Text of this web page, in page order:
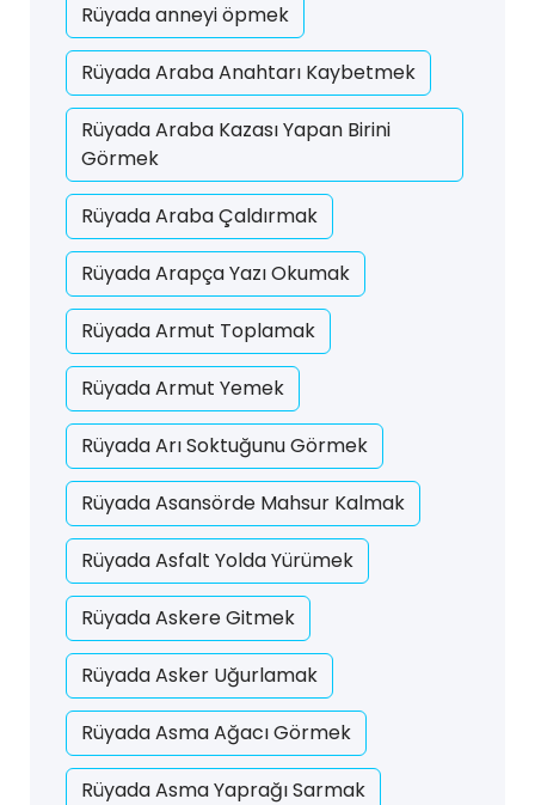
Rüyada anneyi öpmek
Rüyada Araba Anahtarı Kaybetmek
Rüyada Araba Kazası Yapan Birini
Görmek
Rüyada Araba Çaldırmak
Rüyada Arapça Yazı Okumak
Rüyada Armut Toplamak
Rüyada Armut Yemek
Rüyada Arı Soktuğunu Görmek
Rüyada Asansörde Mahsur Kalmak
Rüyada Asfalt Yolda Yürümek
Rüyada Askere Gitmek
Rüyada Asker Uğurlamak
Rüyada Asma Ağacı Görmek
Rüyada Asma Yaprağı Sarmak